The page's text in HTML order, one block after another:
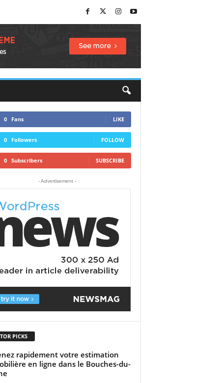
0 Fans LIKE
0 Followers FOLLOW
0 Subscribers SUBSCRIBE
- Advertisement -
PICKS
rapidement votre estimation
en ligne dans le Bouches-du-